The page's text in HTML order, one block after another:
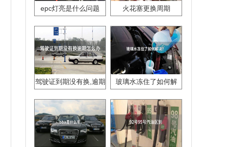
epc灯亮是什么问题 火花塞更换周期
驾驶证到期没有换,逾期
玻璃水冻住了如何解